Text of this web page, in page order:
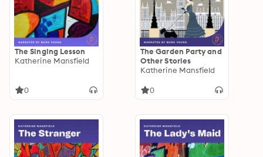
The Singing Lesson
Katherine Mansfield
0
The Garden Party and
Other Stories
Katherine Mansfield
0